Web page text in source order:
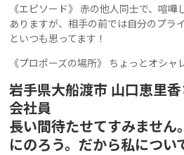
《エピソード》 赤の他人同士で、喧
ありますが、相手の前では自分のプラ
といつも思ってます！
《プロポーズの場所》 ちょっとオシャ
岩手県大船渡市 山口恵里
会社員
長い間待たせてすみませ
にのろう。だから私につい